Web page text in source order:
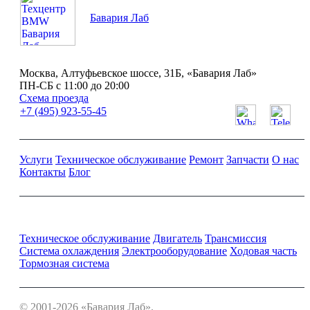
Бавария Лаб
Москва, Алтуфьевское шоссе, 31Б, «Бавария Лаб»
ПН-СБ с 11:00 до 20:00
Схема проезда
+7 (495) 923-55-45
Услуги Техническое обслуживание Ремонт Запчасти О нас
Контакты Блог
Техническое обслуживание Двигатель Трансмиссия
Система охлаждения Электрооборудование Ходовая часть
Тормозная система
© 2001-2026 «Бавария Лаб».